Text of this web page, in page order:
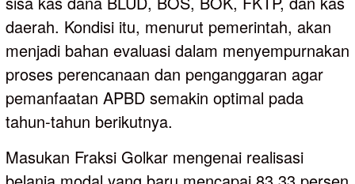
daerah. Kondisi itu, menurut pemerintah, akan
menjadi bahan evaluasi dalam menyempurnakan
proses perencanaan dan penganggaran agar
pemanfaatan APBD semakin optimal pada
tahun-tahun berikutnya.
Masukan Fraksi Golkar mengenai realisasi